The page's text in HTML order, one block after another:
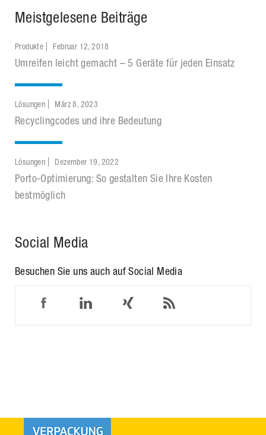
Meistgelesene Beiträge
Produkte Februar 12, 2018
Umreifen leicht gemacht – 5 Geräte für jeden Einsatz
Lösungen März 8, 2023
Recyclingcodes und ihre Bedeutung
Lösungen Dezember 19, 2022
Porto-Optimierung: So gestalten Sie Ihre Kosten
bestmöglich
Social Media
Besuchen Sie uns auch auf Social Media